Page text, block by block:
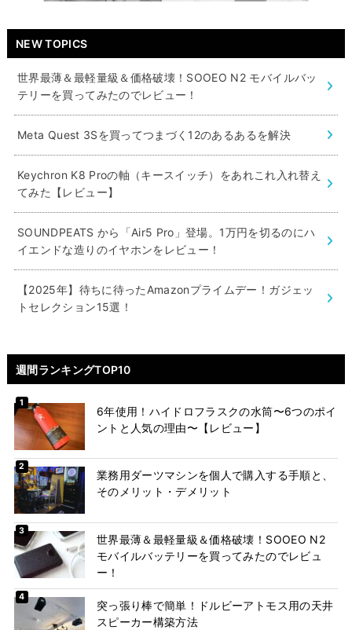
NEW TOPICS
世界最薄＆最軽量級＆価格破壊！SOOEO N2 モバイルバッ
テリーを買ってみたのでレビュー！
Meta Quest 3Sを買ってつまづく12のあるあるを解決
Keychron K8 Proの軸（キースイッチ）をあれこれ入れ替え
てみた【レビュー】
SOUNDPEATS から「Air5 Pro」登場。1万円を切るのにハ
イエンドな造りのイヤホンをレビュー！
【2025年】待ちに待ったAmazonプライムデー！ガジェッ
トセレクション15選！
週間ランキングTOP10
6年使用！ハイドロフラスクの水筒〜6つのポイ
ントと人気の理由〜【レビュー】
業務用ダーツマシンを個人で購入する手順と、
そのメリット・デメリット
世界最薄＆最軽量級＆価格破壊！SOOEO N2
モバイルバッテリーを買ってみたのでレビュ
ー！
突っ張り棒で簡単！ドルビーアトモス用の天井
スピーカー構築方法